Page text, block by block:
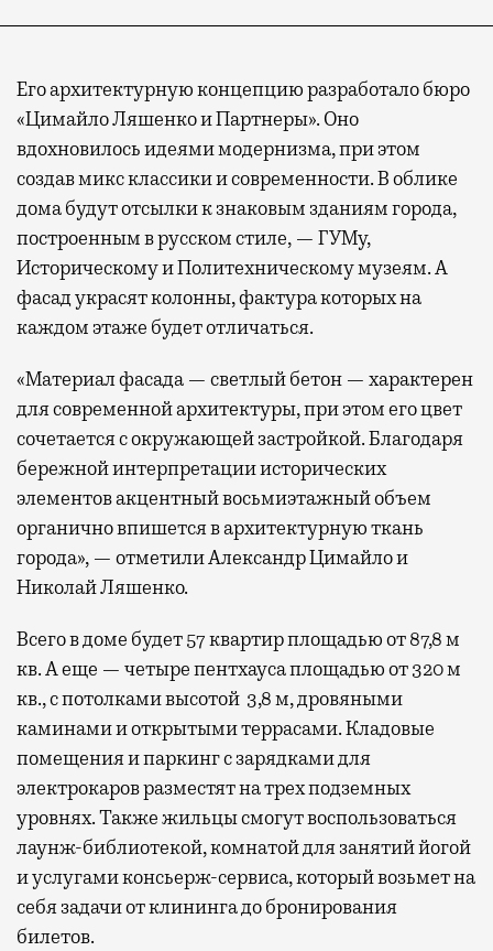
Его архитектурную концепцию разработало бюро
«Цимайло Ляшенко и Партнеры». Оно
вдохновилось идеями модернизма, при этом
создав микс классики и современности. В облике
дома будут отсылки к знаковым зданиям города,
построенным в русском стиле, — ГУМу,
Историческому и Политехническому музеям. А
фасад украсят колонны, фактура которых на
каждом этаже будет отличаться.
«Материал фасада — светлый бетон — характерен
для современной архитектуры, при этом его цвет
сочетается с окружающей застройкой. Благодаря
бережной интерпретации исторических
элементов акцентный восьмиэтажный объем
органично впишется в архитектурную ткань
города», — отметили Александр Цимайло и
Николай Ляшенко.
Всего в доме будет 57 квартир площадью от 87,8 м
кв. А еще — четыре пентхауса площадью от 320 м
кв., с потолками высотой 3,8 м, дровяными
каминами и открытыми террасами. Кладовые
помещения и паркинг с зарядками для
электрокаров разместят на трех подземных
уровнях. Также жильцы смогут воспользоваться
лаунж-библиотекой, комнатой для занятий йогой
и услугами консьерж-сервиса, который возьмет на
себя задачи от клининга до бронирования
билетов.